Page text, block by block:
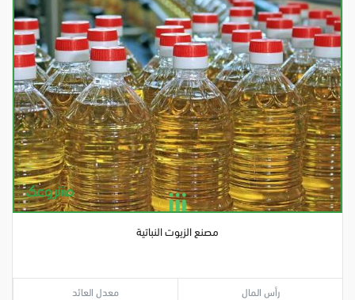
مصنع الزيوت النباتية
رأس المال معدل العائد